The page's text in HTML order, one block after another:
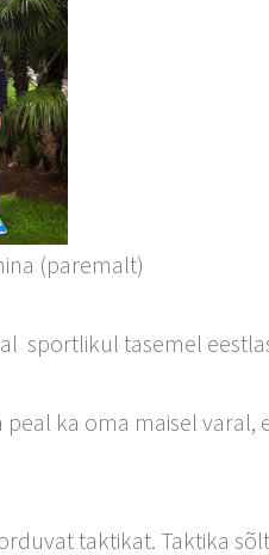
(paremalt)
sportlikul tasemel
ka oma maisel varal,
taktikat. Taktika